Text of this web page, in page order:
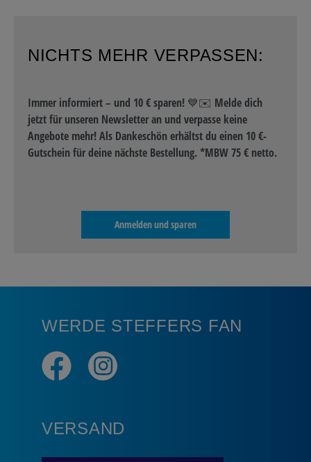
NICHTS MEHR VERPASSEN:
Immer informiert – und 10 € sparen! 💙✉️ Melde dich
jetzt für unseren Newsletter an und verpasse keine
Angebote mehr! Als Dankeschön erhältst du einen 10 €-
Gutschein für deine nächste Bestellung. *MBW 75 € netto.
Anmelden und sparen
WERDE STEFFERS FAN
VERSAND